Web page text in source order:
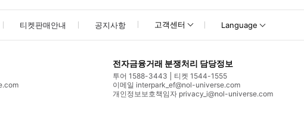
티켓판매안내 공지사항 고객센터 Language
전자금융거래 분쟁처리 담당정보
투어 1588-3443
티켓 1544-1555
이메일 interpark_ef@nol-universe.com
개인정보보호책임자 privacy_i@nol-universe.com